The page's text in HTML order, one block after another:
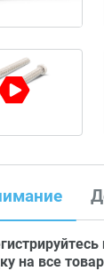
на все